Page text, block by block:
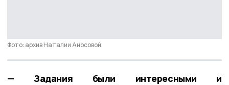
Фото: архив Наталии Аносовой
— Задания были интересными и